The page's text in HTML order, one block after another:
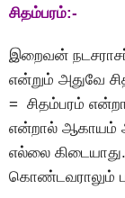
சிதம்பரம்:-
இறைவன்
என்றும் அதுவே
= சிதம்பரம்
என்றால் ஆகாயம்
எல்லை
கொண்டவராலும்